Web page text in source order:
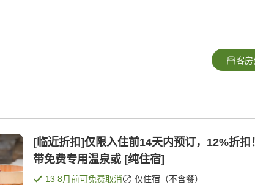
客房
[临近折扣]仅限入住前14天内预订，12%折
带免费专用温泉或 [纯住宿]
13 8月前可免费取消 仅住宿（不含餐）